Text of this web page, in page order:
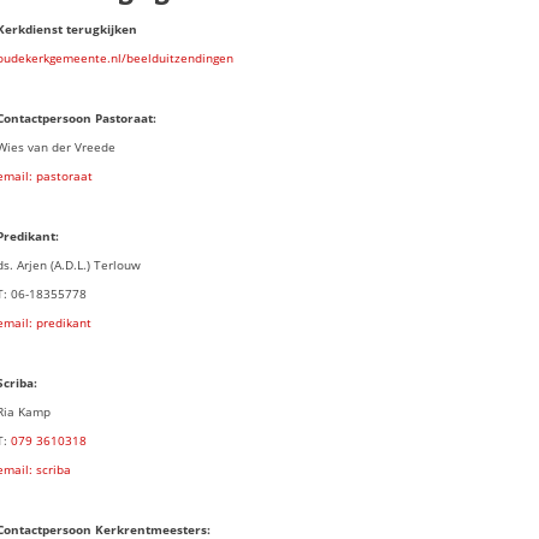
terugkijken
beelduitzendingen
Pastoraat:
van der Vreede
pastoraat
Arjen (A.D.L.) Terlouw
06-18355778
predikant
Kamp
079 3610318
scriba
Kerkrentmeesters: